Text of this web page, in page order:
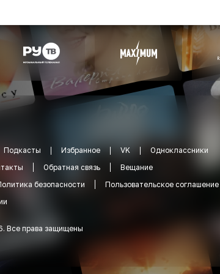
Подкасты Избранное VK
Одноклассники
Обратная связь
Вещание
безопасности
Пользовательское соглашение
. Все права защищены